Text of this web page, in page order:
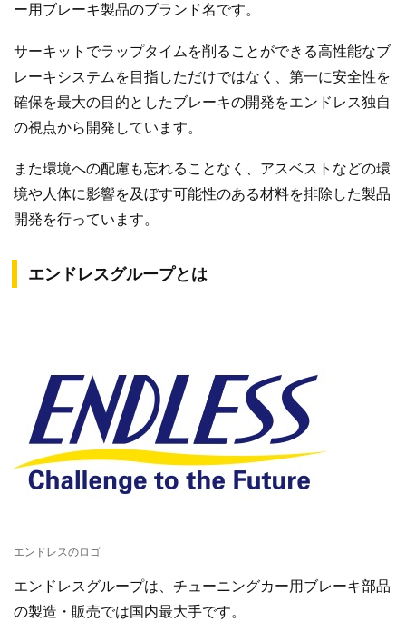
ー用ブレーキ製品のブランド名です。
サーキットでラップタイムを削ることができる高性能なブ
レーキシステムを目指しただけではなく、第一に安全性を
確保を最大の目的としたブレーキの開発をエンドレス独自
の視点から開発しています。
また環境への配慮も忘れることなく、アスベストなどの環
境や人体に影響を及ぼす可能性のある材料を排除した製品
開発を行っています。
エンドレスグループとは
エンドレスのロゴ
エンドレスグループは、チューニングカー用ブレーキ部品
の製造・販売では国内最大手です。